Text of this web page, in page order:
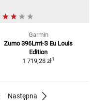
Garmin
Zumo 396Lmt-S Eu Louis
Edition
1 719,28 zł1
Następna